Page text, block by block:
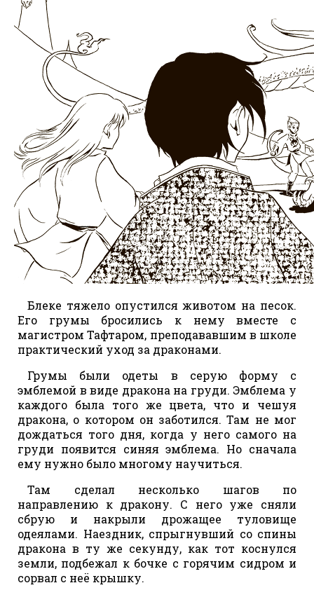
Блеке тяжело опустился животом на песок.
Его грумы бросились к нему вместе с
магистром Тафтаром, преподававшим в школе
практический уход за драконами.
Грумы были одеты в серую форму с
эмблемой в виде дракона на груди. Эмблема у
каждого была того же цвета, что и чешуя
дракона, о котором он заботился. Там не мог
дождаться того дня, когда у него самого на
груди появится синяя эмблема. Но сначала
ему нужно было многому научиться.
Там сделал несколько шагов по
направлению к дракону. С него уже сняли
сбрую и накрыли дрожащее туловище
одеялами. Наездник, спрыгнувший со спины
дракона в ту же секунду, как тот коснулся
земли, подбежал к бочке с горячим сидром и
сорвал с неё крышку.